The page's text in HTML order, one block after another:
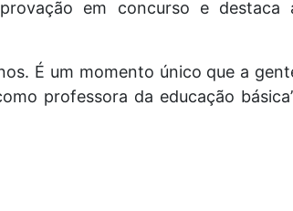
em concurso e destaca
É um momento único que a
professora da educação